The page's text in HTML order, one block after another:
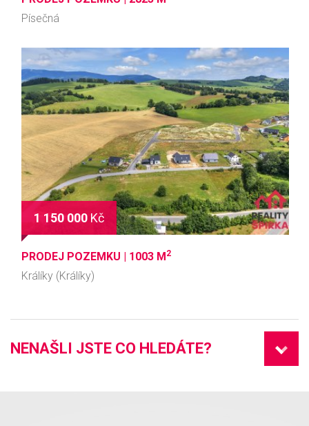
Písečná
1 150 000Kč
PRODEJ POZEMKU | 1003 M 2
Králíky (Králíky)
NENAŠLI JSTE CO HLEDÁTE?